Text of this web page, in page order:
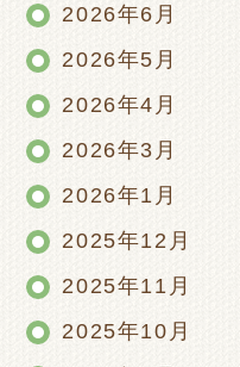
2026年6月
2026年5月
2026年4月
2026年3月
2026年1月
2025年12月
2025年11月
2025年10月